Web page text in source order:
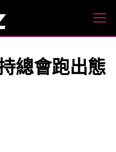
總會跑出態